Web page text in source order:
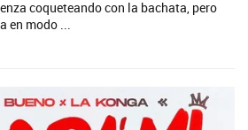
coqueteando con la bachata, pero
en modo ...